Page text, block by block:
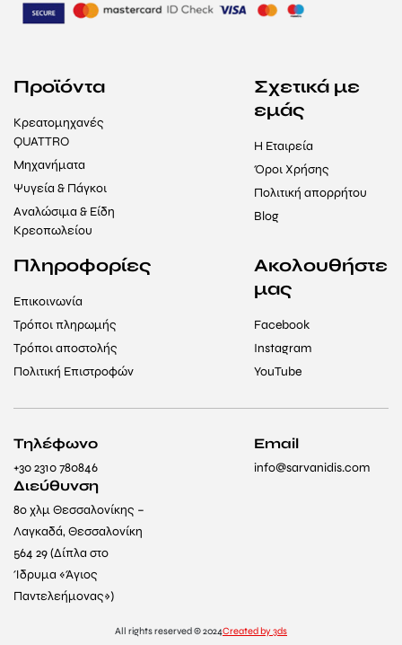
Προϊόντα
Κρεατομηχανές
QUATTRO
Μηχανήματα
Ψυγεία & Πάγκοι
Αναλώσιμα & Είδη
Κρεοπωλείου
Σχετικά με
εμάς
Η Εταιρεία
Όροι Χρήσης
Πολιτική απορρήτου
Blog
Πληροφορίες
Επικοινωνία
Τρόποι πληρωμής
Τρόποι αποστολής
Πολιτική Επιστροφών
Ακολουθήστε
μας
Facebook
Instagram
YouTube
All rights reserved © 2024Created by 3ds
Τηλέφωνο
+30 2310 780846
Email
info@sarvanidis.com
Διεύθυνση
8ο χλμ Θεσσαλονίκης –
Λαγκαδά, Θεσσαλονίκη
564 29 (Δίπλα στο
Ίδρυμα «Άγιος
Παντελεήμονας»)